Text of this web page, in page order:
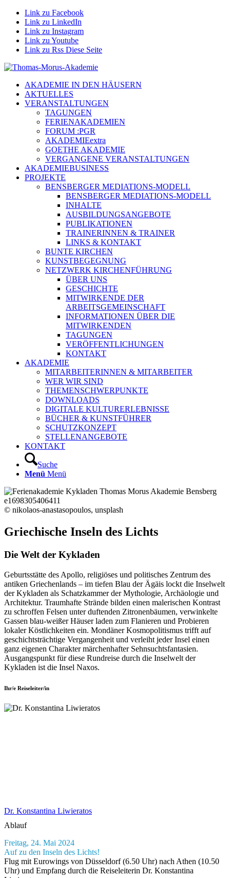
Link zu Facebook
Link zu LinkedIn
Link zu Instagram
Link zu Youtube
Link zu Rss Diese Seite
AKADEMIE IN DEN HÄUSERN
AKTUELLES
VERANSTALTUNGEN
TAGUNGEN
FERIENAKADEMIEN
FORUM :PGR
AKADEMIEextra
GOETHE AKADEMIE
VERGANGENE VERANSTALTUNGEN
AKADEMIEBUSINESS
PROJEKTE
BENSBERGER MEDIATIONS-MODELL
BENSBERGER MEDIATIONS-MODELL
INHALTE
AUSBILDUNGSANGEBOTE
PUBLIKATIONEN
TRAINERINNEN & TRAINER
LINKS & KONTAKT
BUNTE KIRCHEN
KUNSTBEGEGNUNG
NETZWERK KIRCHENFÜHRUNG
ÜBER UNS
GESCHICHTE
MITWIRKENDE DER
ARBEITSGEMEINSCHAFT
INFORMATIONEN ÜBER DIE
MITWIRKENDEN
TAGUNGEN
VERÖFFENTLICHUNGEN
KONTAKT
AKADEMIE
MITARBEITERINNEN & MITARBEITER
WER WIR SIND
THEMENSCHWERPUNKTE
DOWNLOADS
DIGITALE KULTURERLEBNISSE
BÜCHER & KUNSTFÜHRER
SCHUTZKONZEPT
STELLENANGEBOTE
KONTAKT
Suche
Menü Menü
© nikolaos-anastasopoulos, unsplash
Griechische Inseln des Lichts
Die Welt der Kykladen
Geburtsstätte des Apollo, religiöses und politisches Zentrum des
antiken Griechenlands – im tiefen Blau der Ägäis lockt die Inselwelt
der Kykladen als Schatzkammer der Mythologie, Archäologie und
Architektur. Traumhafte Strände bilden einen malerischen Kontrast
zu schroffen Felsen unter duftenden Zitronenbäumen, verwinkelte
Gassen blau-weißer Häuser laden zum Flanieren und Probieren
lokaler Köstlichkeiten ein. Mondäner Kosmopolitismus trifft auf
geschichtsträchtige Vergangenheit und verleiht jeder Insel einen
ganz eigenen Charakter märchenhafter Sehnsuchtsfantasien.
Ausgangspunkt für diese Rundreise durch die Inselwelt der
Kykladen ist die Insel Naxos.
Ihr/e Reiseleiter/in
Dr. Konstantina Liwieratos
Ablauf
Freitag, 24. Mai 2024
Auf zu den Inseln des Lichts!
Flug mit Eurowings von Düsseldorf (6.50 Uhr) nach Athen (10.50
Uhr) und Empfang durch die Reiseleiterin Dr. Konstantina